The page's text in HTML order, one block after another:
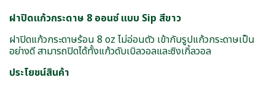
ฝาปิดแก้วกระดาษ 8 ออนซ์ แบบ Sip สีขาว
ฝาปิดแก้วกระดาษร้อน 8 oz ไม่อ่อนตัว เข้ากับรูปแก้วกระดาษเป็น
อย่างดี สามารถปิดได้ทั้งแก้วดับเบิลวอลและซิงเกิ้ลวอล
ประโยชน์สินค้า